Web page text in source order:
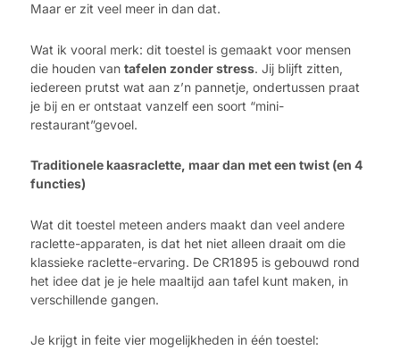
Maar er zit veel meer in dan dat.
Wat ik vooral merk: dit toestel is gemaakt voor mensen
die houden van tafelen zonder stress. Jij blijft zitten,
iedereen prutst wat aan z’n pannetje, ondertussen praat
je bij en er ontstaat vanzelf een soort “mini-
restaurant”gevoel.
Traditionele kaasraclette, maar dan met een twist (en 4
functies)
Wat dit toestel meteen anders maakt dan veel andere
raclette-apparaten, is dat het niet alleen draait om die
klassieke raclette-ervaring. De CR1895 is gebouwd rond
het idee dat je je hele maaltijd aan tafel kunt maken, in
verschillende gangen.
Je krijgt in feite vier mogelijkheden in één toestel: